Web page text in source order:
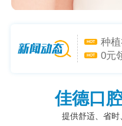
遇！
HOT
种
生！
HOT 0元
佳德口
提供舒适、省